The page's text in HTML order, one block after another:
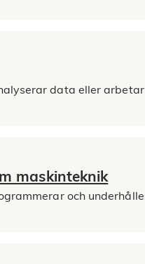
data eller
maskinteknik
och